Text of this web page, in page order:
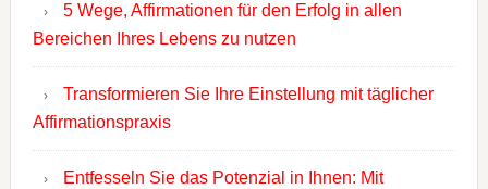
5 Wege, Affirmationen für den Erfolg in allen
Bereichen Ihres Lebens zu nutzen
Transformieren Sie Ihre Einstellung mit täglicher
Affirmationspraxis
Entfesseln Sie das Potenzial in Ihnen: Mit